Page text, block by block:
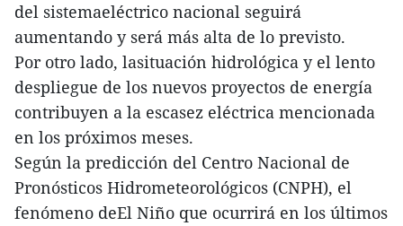
del sistemaeléctrico nacional seguirá
aumentando y será más alta de lo previsto.
Por otro lado, lasituación hidrológica y el lento
despliegue de los nuevos proyectos de energía
contribuyen a la escasez eléctrica mencionada
en los próximos meses.
Según la predicción del Centro Nacional de
Pronósticos Hidrometeorológicos (CNPH), el
fenómeno deEl Niño que ocurrirá en los últimos